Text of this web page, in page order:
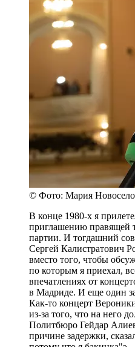
© Фото: Мария
В конце 1980-х я
приглашению правящей
партии. И тогдашний
Сергей Калистратович
вместо того, чтобы
по которым я приехал,
впечатлениях от
в Мадриде. И еще один
Как-то концерт
из-за того, что на него
Политбюро Гейдар
причине задержки,